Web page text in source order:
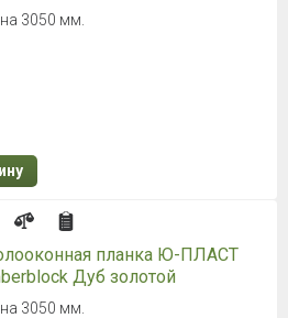
3050 мм.
планка Ю-ПЛАСТ
Дуб золотой
3050 мм.